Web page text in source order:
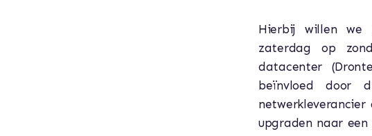
Hierbij willen we
zaterdag op
datacenter
beïnvloed door
netwerkleverancier
upgraden naar